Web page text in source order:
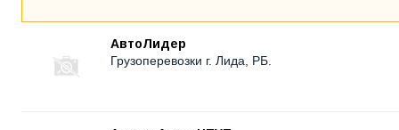
АвтоЛидер
Грузоперевозки г. Лида, РБ.